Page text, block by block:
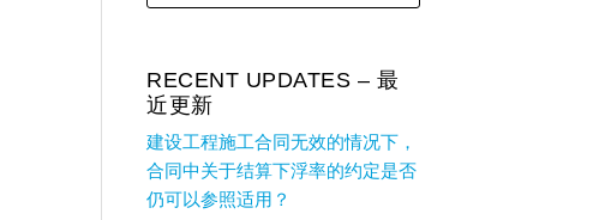
RECENT UPDATES – 最
近更新
建设工程施工合同无效的情况下，
合同中关于结算下浮率的约定是否
仍可以参照适用？